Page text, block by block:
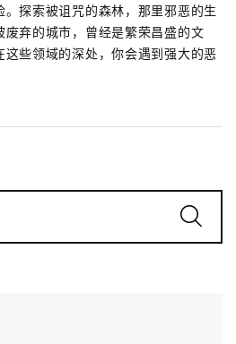
探索被诅咒的森林，那里邪恶的生
弃的城市，曾经是繁荣昌盛的文
些领域的深处，你会遇到强大的恶